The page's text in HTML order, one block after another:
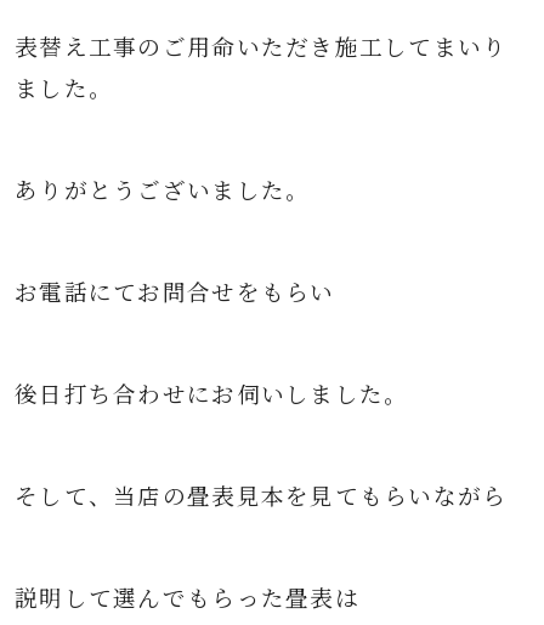
表替え工事のご用命いただき施工してまいり
ました。
ありがとうございました。
お電話にてお問合せをもらい
後日打ち合わせにお伺いしました。
そして、当店の畳表見本を見てもらいながら
説明して選んでもらった畳表は